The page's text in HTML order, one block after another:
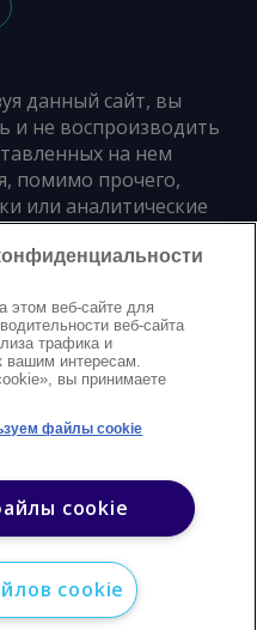
данный сайт, вы
и не воспроизводить
на нем
помимо прочего,
или аналитические
и для любых целей
согласия
Trademarks
Modern Slavery Statement
веб-сайте для
веб-сайта
трафика и
вашим интересам.
вы принимаете
файлы cookie
cookie
cookie